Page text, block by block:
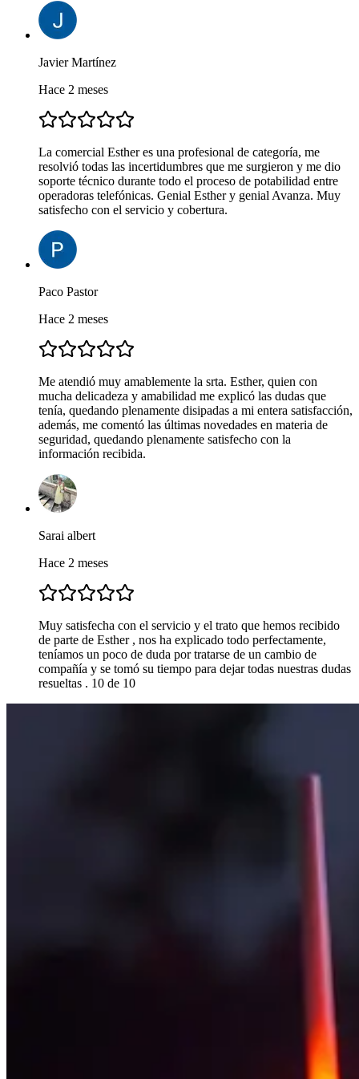
Javier Martínez
Hace 2 meses
La comercial Esther es una profesional de categoría, me
resolvió todas las incertidumbres que me surgieron y me dio
soporte técnico durante todo el proceso de potabilidad entre
operadoras telefónicas. Genial Esther y genial Avanza. Muy
satisfecho con el servicio y cobertura.
Paco Pastor
Hace 2 meses
Me atendió muy amablemente la srta. Esther, quien con
mucha delicadeza y amabilidad me explicó las dudas que
tenía, quedando plenamente disipadas a mi entera satisfacción,
además, me comentó las últimas novedades en materia de
seguridad, quedando plenamente satisfecho con la
información recibida.
Sarai albert
Hace 2 meses
Muy satisfecha con el servicio y el trato que hemos recibido
de parte de Esther , nos ha explicado todo perfectamente,
teníamos un poco de duda por tratarse de un cambio de
compañía y se tomó su tiempo para dejar todas nuestras dudas
resueltas . 10 de 10